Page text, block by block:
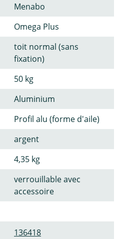
Menabo
Omega Plus
toit normal (sans
fixation)
50 kg
Aluminium
Profil alu (forme d'aile)
argent
4,35 kg
verrouillable avec
accessoire
136418